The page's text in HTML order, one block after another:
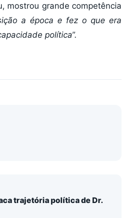
mostrou grande competência
a época e fez o que era
política”.
trajetória política de Dr.